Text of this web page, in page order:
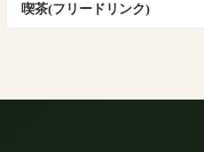
喫茶(フリードリンク)